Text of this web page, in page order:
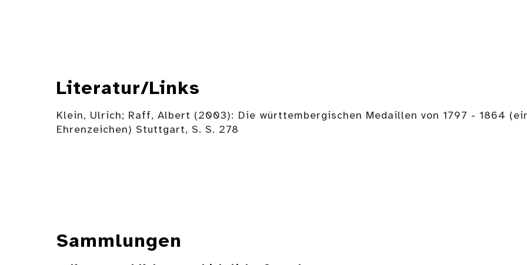
Literatur/Links
Klein, Ulrich; Raff, Albert (2003): Die württembergischen Medaillen von 1797 - 1864
Ehrenzeichen) Stuttgart, S. S. 278
Sammlungen